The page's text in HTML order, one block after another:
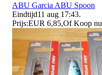
ABU Garcia ABU Spoon
Eindtijd11 aug 17:43.
Prijs:EUR 6,85,Of Koop nu